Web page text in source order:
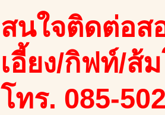
สนใจติดต่อส
เอี้ยง/กิฟท์/ส้
โทร. 085-